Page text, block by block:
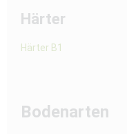
Härter
Härter B1
Bodenarten